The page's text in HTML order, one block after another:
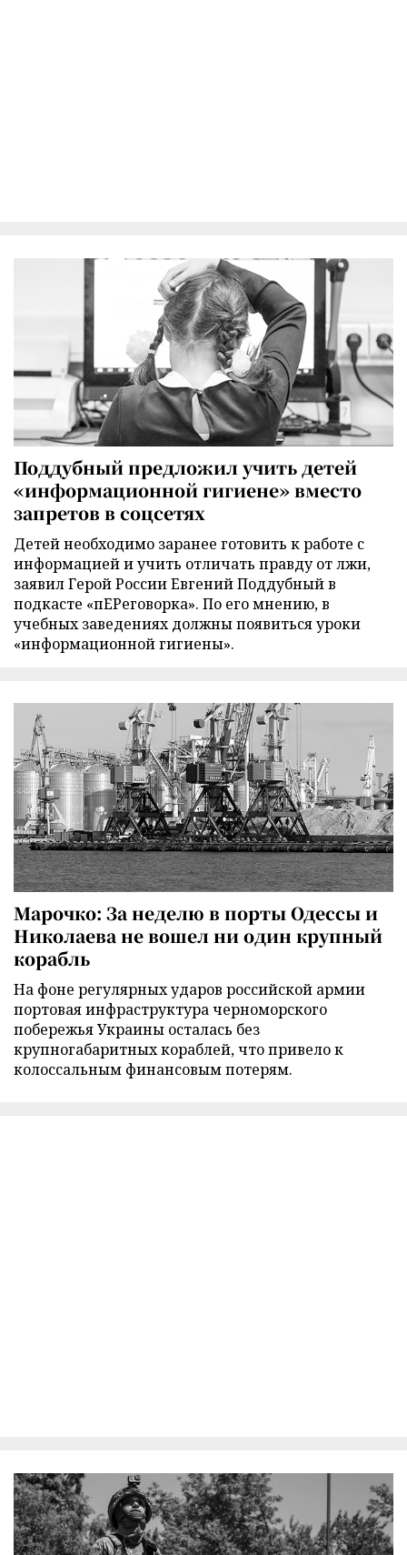
Поддубный предложил учить детей
«информационной гигиене» вместо
запретов в соцсетях
Детей необходимо заранее готовить к работе с
информацией и учить отличать правду от лжи,
заявил Герой России Евгений Поддубный в
подкасте «пЕРеговорка». По его мнению, в
учебных заведениях должны появиться уроки
«информационной гигиены».
Марочко: За неделю в порты Одессы и
Николаева не вошел ни один крупный
корабль
На фоне регулярных ударов российской армии
портовая инфраструктура черноморского
побережья Украины осталась без
крупногабаритных кораблей, что привело к
колоссальным финансовым потерям.